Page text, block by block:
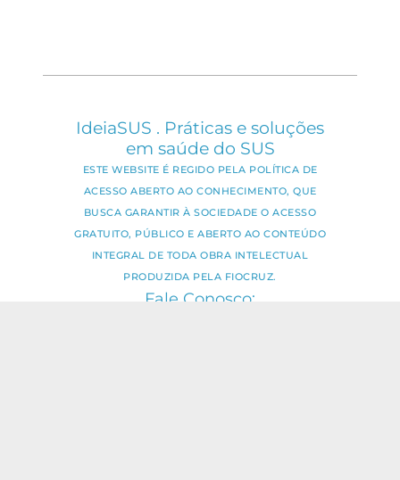
IdeiaSUS . Práticas e soluções
em saúde do SUS
ESTE WEBSITE É REGIDO PELA POLÍTICA DE
ACESSO ABERTO AO CONHECIMENTO, QUE
BUSCA GARANTIR À SOCIEDADE O ACESSO
GRATUITO, PÚBLICO E ABERTO AO CONTEÚDO
INTEGRAL DE TODA OBRA INTELECTUAL
PRODUZIDA PELA FIOCRUZ.
Fale Conosco: